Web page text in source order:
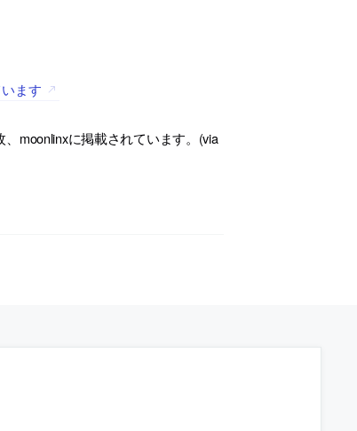
ます
moonlinxに掲載されています。(via